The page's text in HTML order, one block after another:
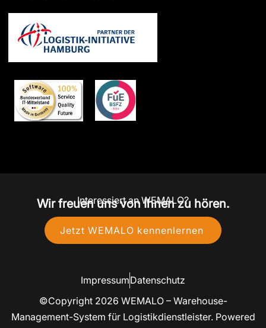
Interessiert an WEMALO?
Wir freuen uns von Ihnen zu hören.
Jetzt WEMALO kennenlernen
ImpressumDatenschutz
©Copyright 2026 WEMALO – Warehouse-
Management-System für Logistikdienstleister. Powered